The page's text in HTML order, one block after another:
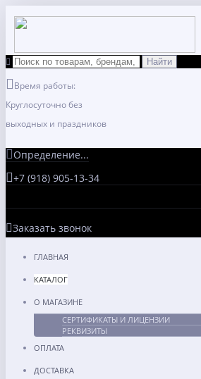
Время работы:
Круглосуточно без
выходных и праздников
Определение...
+7 (918) 905-13-34
Заказать звонок
ГЛАВНАЯ
КАТАЛОГ
О МАГАЗИНЕ
СЕРТИФИКАТЫ И ЛИЦЕНЗИИ
РЕКВИЗИТЫ
ОПЛАТА
ДОСТАВКА